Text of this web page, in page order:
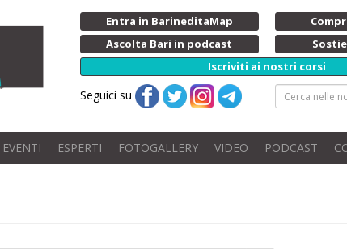
Entra in BarineditaMap
Ascolta Bari in podcast
Iscriviti ai nostri corsi
Seguici su
EVENTI ESPERTI FOTOGALLERY VIDEO PODCAST